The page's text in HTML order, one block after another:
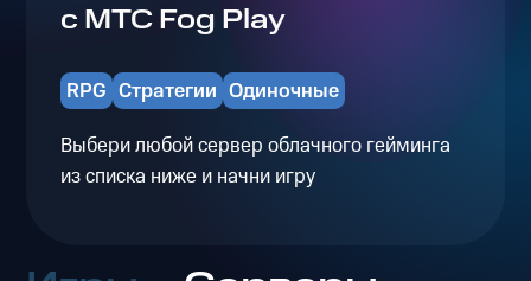
с МТС Fog Play
RPG Стратегии Одиночные
Выбери любой сервер облачного гейминга
из списка ниже и начни игру